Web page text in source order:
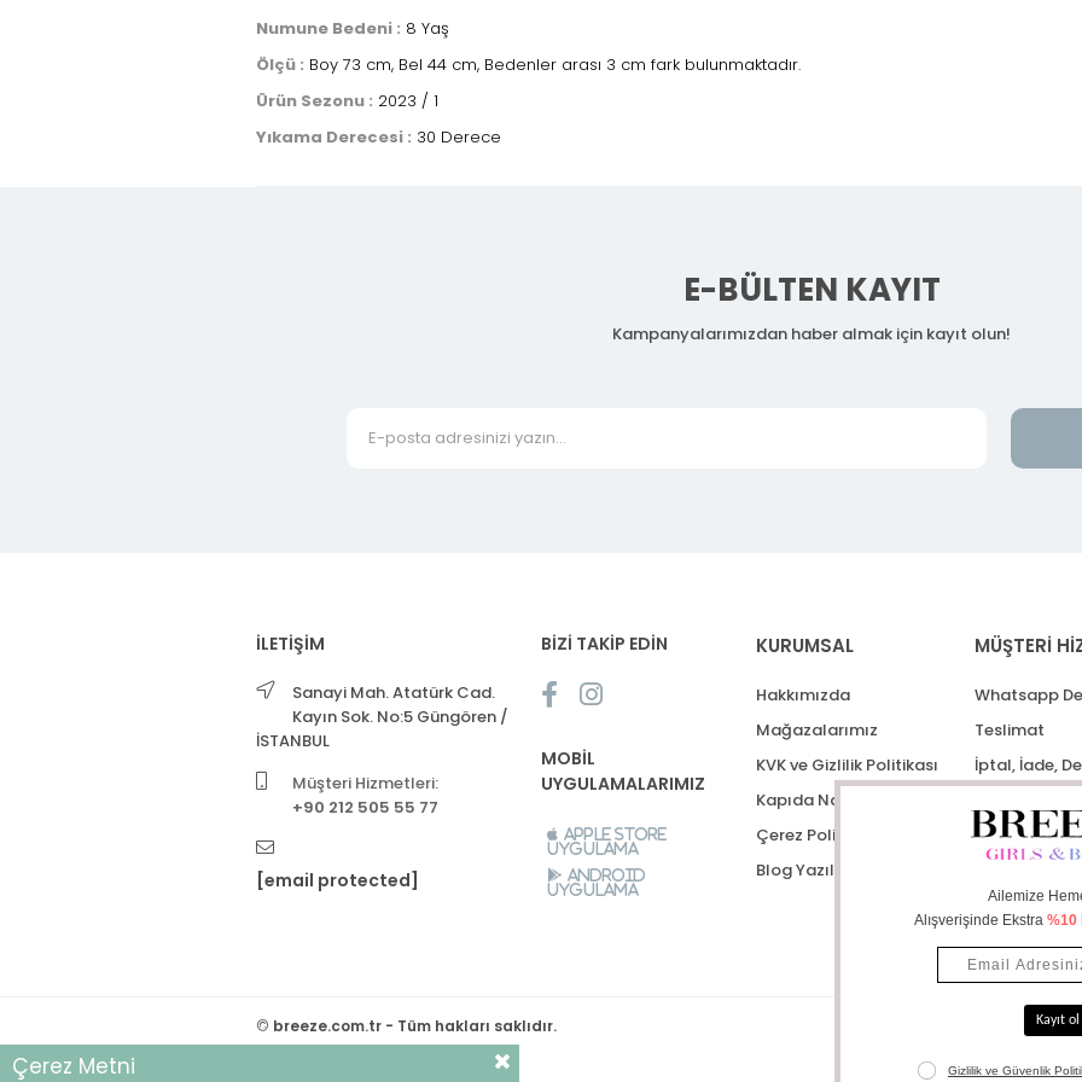
Numune Bedeni : 8 Yaş
Ölçü : Boy 73 cm, Bel 44 cm, Bedenler arası 3 cm fark bulunmaktadır.
Ürün Sezonu : 2023 / 1
Yıkama Derecesi : 30 Derece
E-BÜLTEN KAYIT
Kampanyalarımızdan haber almak için kayıt olun!
İLETİŞİM
Sanayi Mah. Atatürk Cad.
Kayın Sok. No:5 Güngören /
İSTANBUL
Müşteri Hizmetleri:
+90 212 505 55 77
[email protected]
BİZİ TAKİP EDİN
MOBİL
UYGULAMALARIMIZ
Apple Store
Uygulama
Android
Uygulama
KURUMSAL
Hakkımızda
Mağazalarımız
KVK ve Gizlilik Politikası
Kapıda Nakit Ödeme
Çerez Politikası
Blog Yazıları
MÜŞTERİ
Whatsapp
Teslimat
İptal, İade,
© breeze.com.tr - Tüm hakları saklıdır.
Çerez Metni